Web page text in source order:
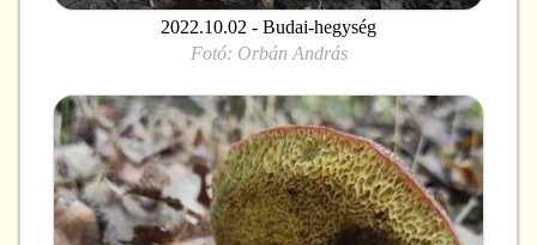
2022.10.02 - Budai-hegység
Fotó: Orbán András